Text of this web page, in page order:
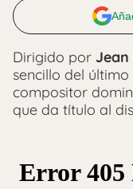
Dirigido por Jean
sencillo del
compositor
que da título al